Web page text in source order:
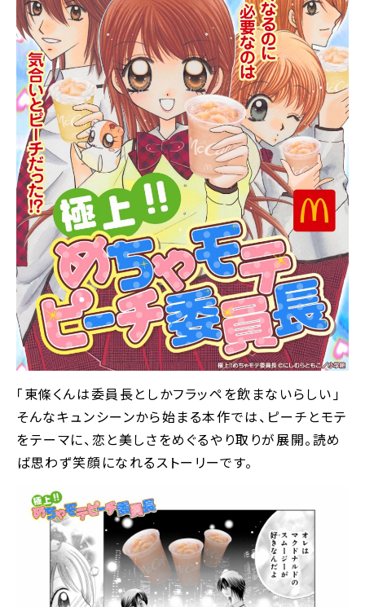
｢東條くんは委員長としかフラッペを飲まないらしい――｣
そんなキュンシーンから始まる本作では、ピーチとモテ
をテーマに、恋と美しさをめぐるやり取りが展開。読め
ば思わず笑顔になれるストーリーです。